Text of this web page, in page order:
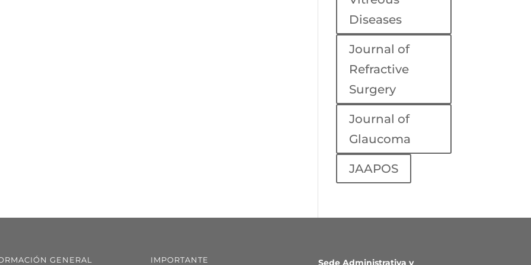
Diseases
Journal of
Refractive
Surgery
Journal of
Glaucoma
JAAPOS
GENERAL IMPORTANTE Sede Administrativa y